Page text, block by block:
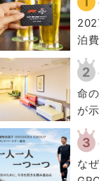
泊
2
命
が
3
な